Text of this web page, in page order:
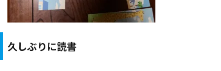
久しぶりに読書